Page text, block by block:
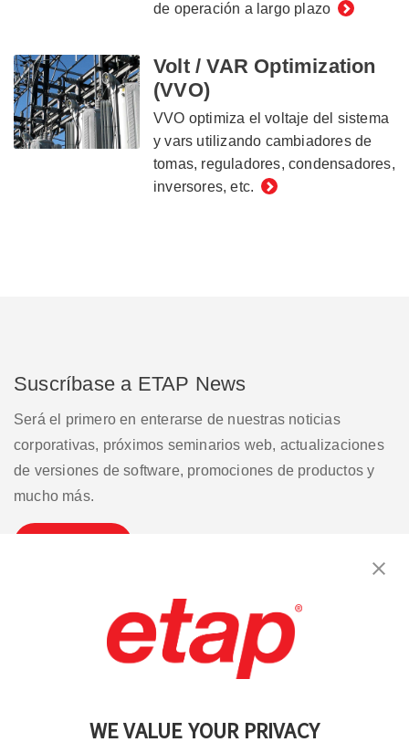
WE VALUE YOUR PRIVACY
de operación a largo plazo
Volt / VAR Optimization
(VVO)
VVO optimiza el voltaje del sistema
y vars utilizando cambiadores de
tomas, reguladores, condensadores,
inversores, etc.
Suscríbase a ETAP News
Será el primero en enterarse de nuestras noticias
corporativas, próximos seminarios web, actualizaciones
de versiones de software, promociones de productos y
mucho más.
Contáctenos | Condiciones de uso
política de privacidad Mapa del sitio